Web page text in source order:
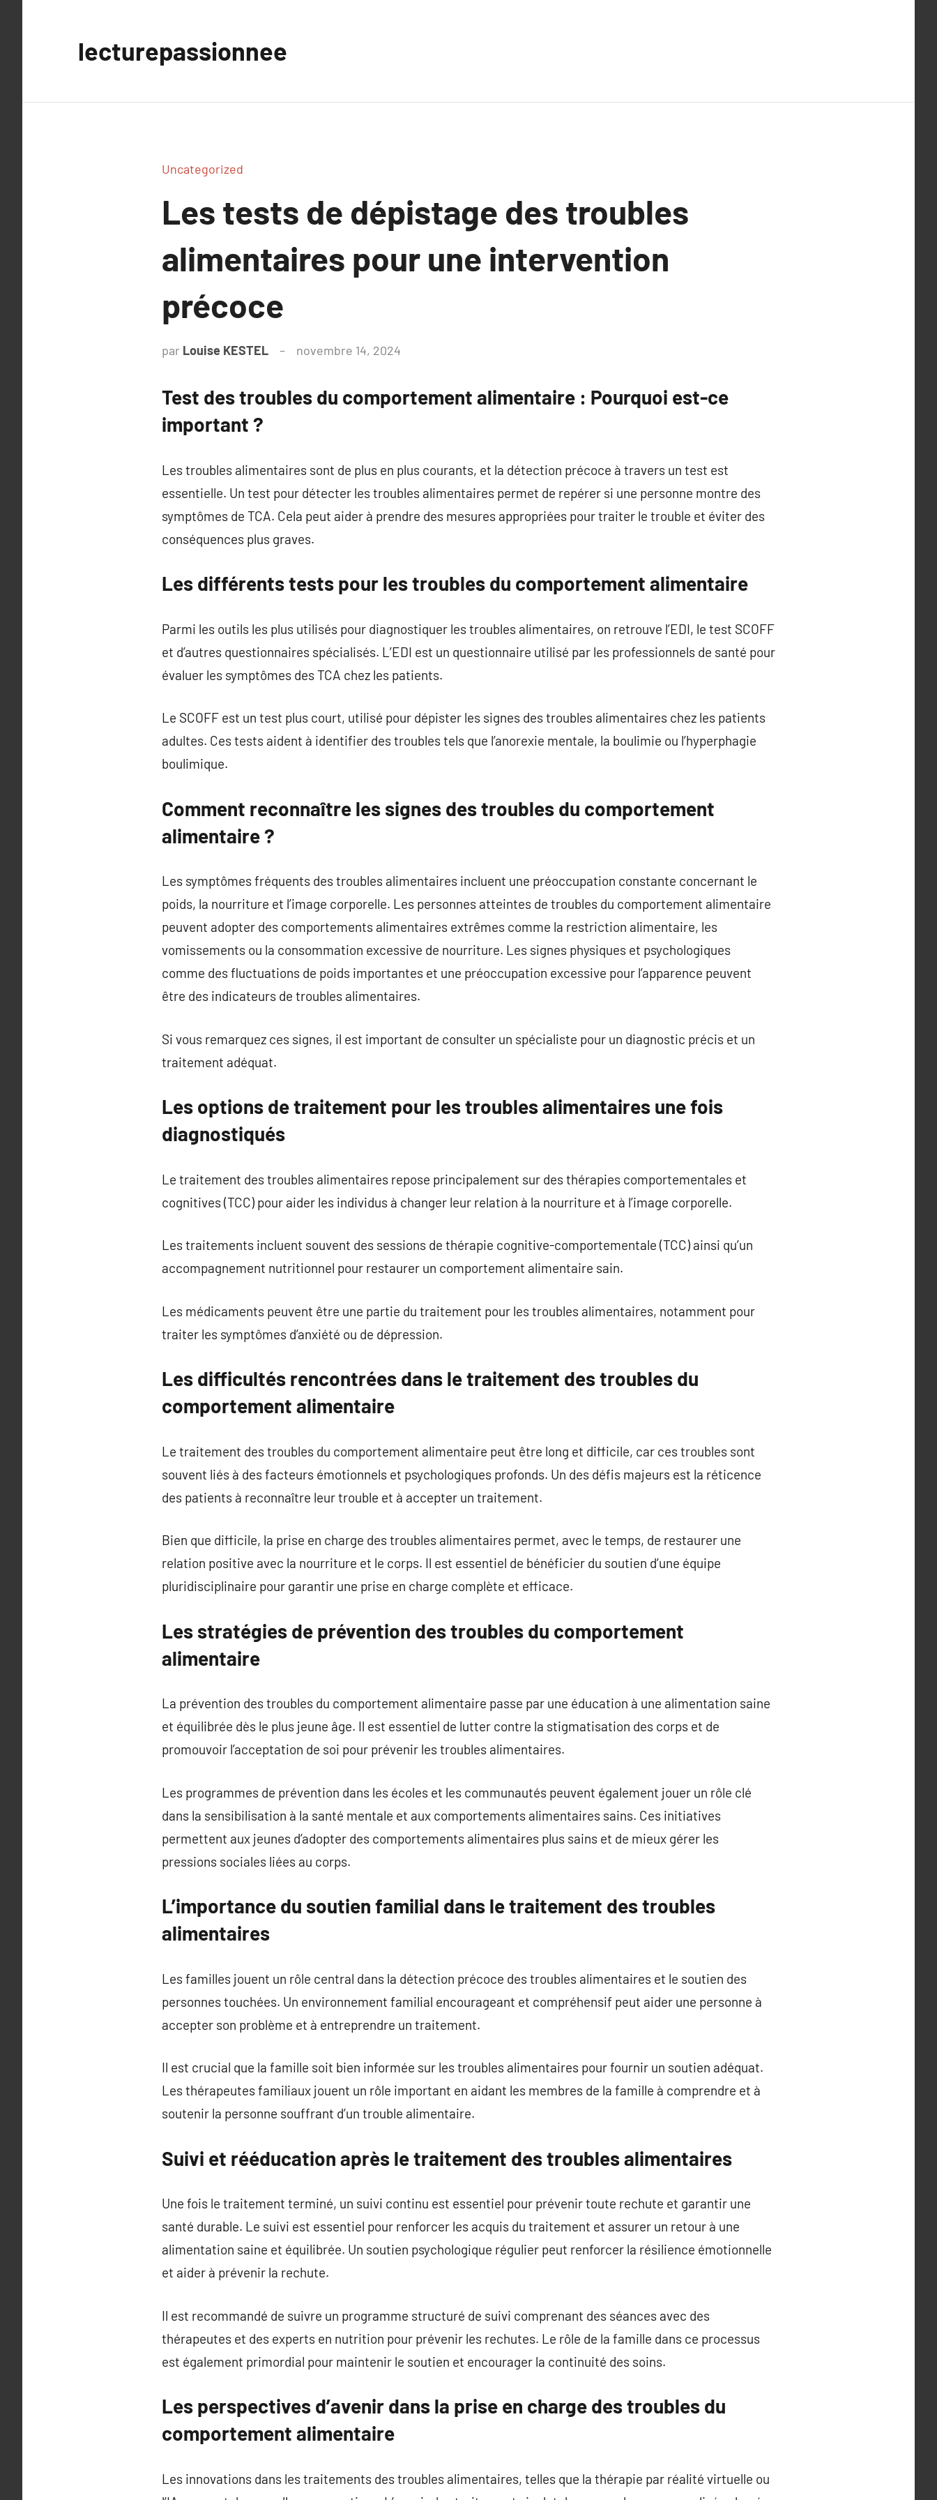
lecturepassionnee
Uncategorized
Les tests de dépistage des troubles
alimentaires pour une intervention
précoce
par Louise KESTEL novembre 14, 2024
Test des troubles du comportement alimentaire : Pourquoi est-ce
important ?
Les troubles alimentaires sont de plus en plus courants, et la détection précoce à travers un test est
essentielle. Un test pour détecter les troubles alimentaires permet de repérer si une personne montre des
symptômes de TCA. Cela peut aider à prendre des mesures appropriées pour traiter le trouble et éviter des
conséquences plus graves.
Les différents tests pour les troubles du comportement alimentaire
Parmi les outils les plus utilisés pour diagnostiquer les troubles alimentaires, on retrouve l’EDI, le test SCOFF
et d’autres questionnaires spécialisés. L’EDI est un questionnaire utilisé par les professionnels de santé pour
évaluer les symptômes des TCA chez les patients.
Le SCOFF est un test plus court, utilisé pour dépister les signes des troubles alimentaires chez les patients
adultes. Ces tests aident à identifier des troubles tels que l’anorexie mentale, la boulimie ou l’hyperphagie
boulimique.
Comment reconnaître les signes des troubles du comportement
alimentaire ?
Les symptômes fréquents des troubles alimentaires incluent une préoccupation constante concernant le
poids, la nourriture et l’image corporelle. Les personnes atteintes de troubles du comportement alimentaire
peuvent adopter des comportements alimentaires extrêmes comme la restriction alimentaire, les
vomissements ou la consommation excessive de nourriture. Les signes physiques et psychologiques
comme des fluctuations de poids importantes et une préoccupation excessive pour l’apparence peuvent
être des indicateurs de troubles alimentaires.
Si vous remarquez ces signes, il est important de consulter un spécialiste pour un diagnostic précis et un
traitement adéquat.
Les options de traitement pour les troubles alimentaires une fois
diagnostiqués
Le traitement des troubles alimentaires repose principalement sur des thérapies comportementales et
cognitives (TCC) pour aider les individus à changer leur relation à la nourriture et à l’image corporelle.
Les traitements incluent souvent des sessions de thérapie cognitive-comportementale (TCC) ainsi qu’un
accompagnement nutritionnel pour restaurer un comportement alimentaire sain.
Les médicaments peuvent être une partie du traitement pour les troubles alimentaires, notamment pour
traiter les symptômes d’anxiété ou de dépression.
Les difficultés rencontrées dans le traitement des troubles du
comportement alimentaire
Le traitement des troubles du comportement alimentaire peut être long et difficile, car ces troubles sont
souvent liés à des facteurs émotionnels et psychologiques profonds. Un des défis majeurs est la réticence
des patients à reconnaître leur trouble et à accepter un traitement.
Bien que difficile, la prise en charge des troubles alimentaires permet, avec le temps, de restaurer une
relation positive avec la nourriture et le corps. Il est essentiel de bénéficier du soutien d’une équipe
pluridisciplinaire pour garantir une prise en charge complète et efficace.
Les stratégies de prévention des troubles du comportement
alimentaire
La prévention des troubles du comportement alimentaire passe par une éducation à une alimentation saine
et équilibrée dès le plus jeune âge. Il est essentiel de lutter contre la stigmatisation des corps et de
promouvoir l’acceptation de soi pour prévenir les troubles alimentaires.
Les programmes de prévention dans les écoles et les communautés peuvent également jouer un rôle clé
dans la sensibilisation à la santé mentale et aux comportements alimentaires sains. Ces initiatives
permettent aux jeunes d’adopter des comportements alimentaires plus sains et de mieux gérer les
pressions sociales liées au corps.
L’importance du soutien familial dans le traitement des troubles
alimentaires
Les familles jouent un rôle central dans la détection précoce des troubles alimentaires et le soutien des
personnes touchées. Un environnement familial encourageant et compréhensif peut aider une personne à
accepter son problème et à entreprendre un traitement.
Il est crucial que la famille soit bien informée sur les troubles alimentaires pour fournir un soutien adéquat.
Les thérapeutes familiaux jouent un rôle important en aidant les membres de la famille à comprendre et à
soutenir la personne souffrant d’un trouble alimentaire.
Suivi et rééducation après le traitement des troubles alimentaires
Une fois le traitement terminé, un suivi continu est essentiel pour prévenir toute rechute et garantir une
santé durable. Le suivi est essentiel pour renforcer les acquis du traitement et assurer un retour à une
alimentation saine et équilibrée. Un soutien psychologique régulier peut renforcer la résilience émotionnelle
et aider à prévenir la rechute.
Il est recommandé de suivre un programme structuré de suivi comprenant des séances avec des
thérapeutes et des experts en nutrition pour prévenir les rechutes. Le rôle de la famille dans ce processus
est également primordial pour maintenir le soutien et encourager la continuité des soins.
Les perspectives d’avenir dans la prise en charge des troubles du
comportement alimentaire
Les innovations dans les traitements des troubles alimentaires, telles que la thérapie par réalité virtuelle ou